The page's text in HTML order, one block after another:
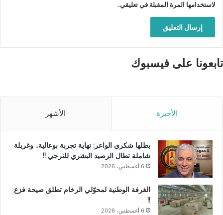
لاستخدامها المرة المقبلة في تعليقي.
تابعونا على فيسبوك
الأخيرة الأشهر
بطلها شكري الواعر: نهاية تجربة بوعالية.. وغربلة
شاملة تطال الرصيد البشري للترجي !!
6 أغسطس، 2026
الغرفة الوطنية لمحوّلي الرخام تطلق صيحة فزع
!!
6 أغسطس، 2026